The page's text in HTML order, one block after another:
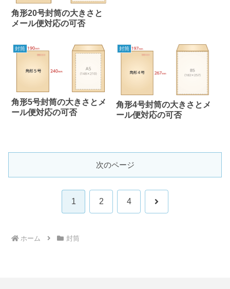
角形20号封筒の大きさと
メール便対応の可否
封筒
角形5号封筒の大きさとメ
ール便対応の可否
封筒
角形4号封筒の大きさとメ
ール便対応の可否
次のページ
1 2 4 次
ホーム 封筒